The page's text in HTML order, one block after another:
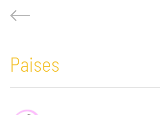
Paises